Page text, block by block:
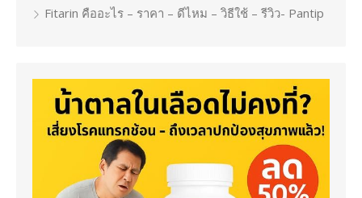
Fitarin คืออะไร – ราคา – ดีไหม – วิธีใช้ – รีวิว- Pantip